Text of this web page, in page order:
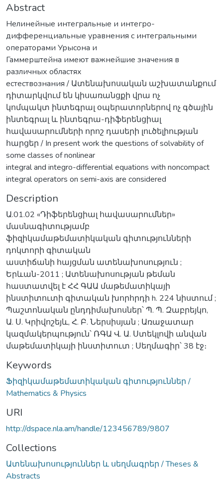
Abstract
Нелинейные интегральные и интегро-
дифференциальные уравнения с интегральными
операторами Урысона и
Гаммерштейна имеют важнейшие значения в
различных областях
естествознания / Ատենախոսական աշխատանքում
դիտարկվում են կիսառանցքի վրա ոչ
կոմպակտ ինտեգրալ օպերատորներով ոչ գծային
ինտեգրալ և ինտեգրա-դիֆերենցիալ
հավասարումների որոշ դասերի լուծելիության
հարցեր / In present work the questions of solvability of
some classes of nonlinear
integral and integro-differential equations with noncompact
integral operators on semi-axis are considered
Description
Ա.01.02 «Դիֆերենցիալ հավասարումներ»
մասնագիտությամբ
ֆիզիկամաթեմատիկական գիտությունների
դոկտորի գիտական
աստիճանի հայցման ատենախոսություն ;
Երևան-2011 ; Ատենախոսության թեման
հաստատվել է ՀՀ ԳԱԱ մաթեմատիկայի
ինստիտուտի գիտական խորհրդի h. 224 նիստում ;
Պաշտոնական ընդդիմախոսներ՝ Պ. Պ. Զաբրեյկո,
Ա. Ս. Կրիվոշեյև, Հ. Բ. Ներսիսյան ; Առաջատար
կազմակերպություն՝ ՌԳԱ Վ. Ա. Ստեկլովի անվան
մաթեմատիկայի ինստիտուտ ; Սեղմագիր՝ 38 էջ։
Keywords
Ֆիզիկամաթեմատիկական գիտություններ /
Mathematics & Physics
URI
http://dspace.nla.am/handle/123456789/9807
Collections
Ատենախոսություններ և սեղմագրեր / Theses &
Abstracts